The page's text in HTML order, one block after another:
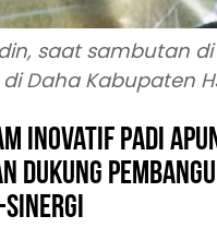
saat sambutan
Daha Kabupaten
Inovatif Padi
Dukung
Sinergi